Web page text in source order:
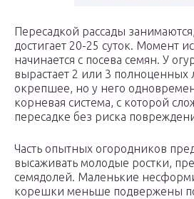
Пересадкой рассады
достигает 20-25 суток. Момент
начинается с посева семян. У
вырастает 2 или 3 полноценных
окрепшее, но у него
корневая система, с которой
пересадке без риска
Часть опытных огородников
высаживать молодые ростки,
семядолей. Маленькие
корешки меньше подвержены